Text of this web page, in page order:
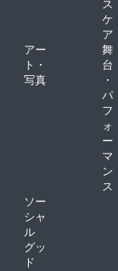
ス
ケ
ア
アー
ト・
写真
舞
台
・
パ
フ
ォ
ー
マ
ン
ス
ソー
シャ
ル
グッ
ド